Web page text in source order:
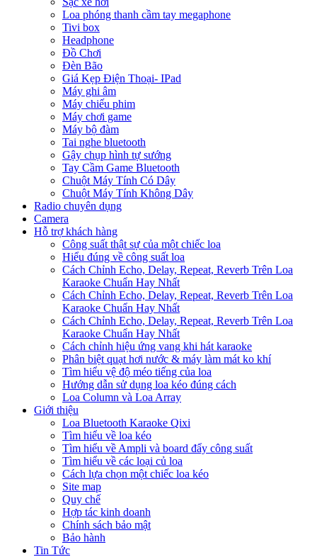
Loa phóng thanh cầm tay megaphone
Tivi box
Headphone
Đồ Chơi
Đèn Bão
Giá Kẹp Điện Thoại- IPad
Máy ghi âm
Máy chiếu phim
Máy chơi game
Máy bộ đàm
Tai nghe bluetooth
Gậy chụp hình tự sướng
Tay Cầm Game Bluetooth
Chuột Máy Tính Có Dây
Chuột Máy Tính Không Dây
Radio chuyên dụng
Camera
Hỗ trợ khách hàng
Công suất thật sự của một chiếc loa
Hiểu đúng về công suất loa
Cách Chỉnh Echo, Delay, Repeat, Reverb Trên Loa
Karaoke Chuẩn Hay Nhất
Cách Chỉnh Echo, Delay, Repeat, Reverb Trên Loa
Karaoke Chuẩn Hay Nhất
Cách Chỉnh Echo, Delay, Repeat, Reverb Trên Loa
Karaoke Chuẩn Hay Nhất
Cách chỉnh hiệu ứng vang khi hát karaoke
Phân biệt quạt hơi nước & máy làm mát ko khí
Tìm hiểu vệ độ méo tiếng của loa
Hướng dẫn sử dụng loa kéo đúng cách
Loa Column và Loa Array
Giới thiệu
Loa Bluetooth Karaoke Qixi
Tìm hiểu về loa kéo
Tìm hiểu về Ampli và board đẩy công suất
Tìm hiểu về các loại củ loa
Cách lựa chọn một chiếc loa kéo
Site map
Quy chế
Hợp tác kinh doanh
Chính sách bảo mật
Bảo hành
Tin Tức